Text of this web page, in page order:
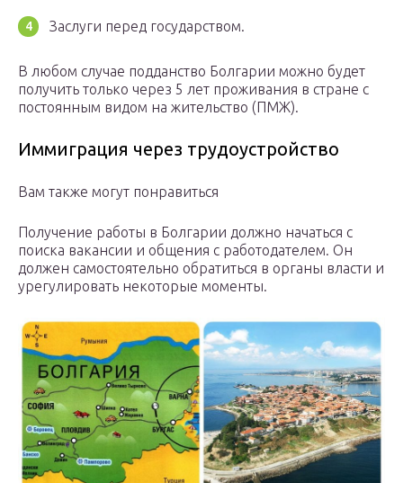
Заслуги перед государством.
В любом случае подданство Болгарии можно будет
получить только через 5 лет проживания в стране с
постоянным видом на жительство (ПМЖ).
Иммиграция через трудоустройство
Вам также могут понравиться
Получение работы в Болгарии должно начаться с
поиска вакансии и общения с работодателем. Он
должен самостоятельно обратиться в органы власти и
урегулировать некоторые моменты.